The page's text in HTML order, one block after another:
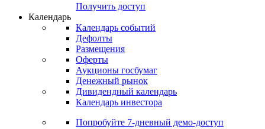
Получить доступ
Календарь
Календарь событий
Дефолты
Размещения
Оферты
Аукционы госбумаг
Денежный рынок
Дивидендный календарь
Календарь инвестора
Попробуйте 7-дневный демо-доступ